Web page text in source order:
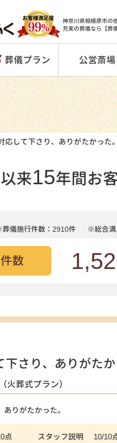
神奈川県相模原市の
充実の葬儀なら【葬
葬儀プラン 公営斎場
応して下さり、ありがたかった。
来15年間お
儀施行件数：2910件 ※総合
数
さり、ありがたか
葬式プラン）
りがたかった。
点 スタッフ説明
10/10